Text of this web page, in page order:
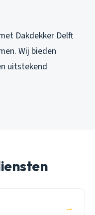
Dakdekker Delft
Wij bieden
uitstekend
→